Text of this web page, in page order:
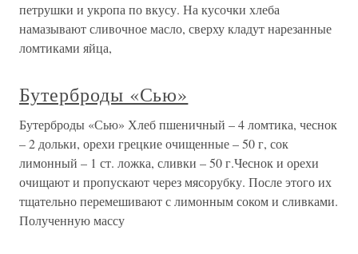
петрушки и укропа по вкусу. На кусочки хлеба
намазывают сливочное масло, сверху кладут нарезанные
ломтиками яйца,
Бутерброды «Сью»
Бутерброды «Сью» Хлеб пшеничный – 4 ломтика, чеснок
– 2 дольки, орехи грецкие очищенные – 50 г, сок
лимонный – 1 ст. ложка, сливки – 50 г.Чеснок и орехи
очищают и пропускают через мясорубку. После этого их
тщательно перемешивают с лимонным соком и сливками.
Полученную массу